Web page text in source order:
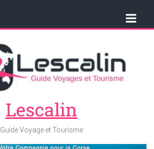
Lescalin
Guide Voyage et Tourisme